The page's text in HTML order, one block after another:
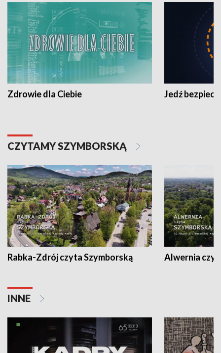
Zdrowie dla Ciebie Jedź
CZYTAMY SZYMBORSKĄ
Rabka-Zdrój czyta Szymborską Alwernia
INNE